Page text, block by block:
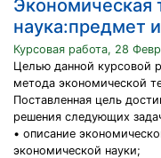
Экономическая
наука:предмет
Курсовая работа, 28
Целью данной курсовой
метода экономической
Поставленная цель
решения следующих
• описание
экономической науки;